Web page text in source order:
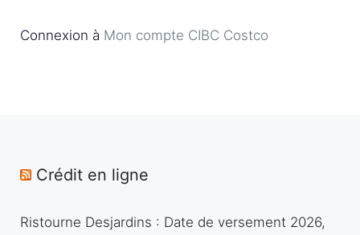
Connexion à Mon compte CIBC Costco
Crédit en ligne
Ristourne Desjardins : Date de versement 2026,